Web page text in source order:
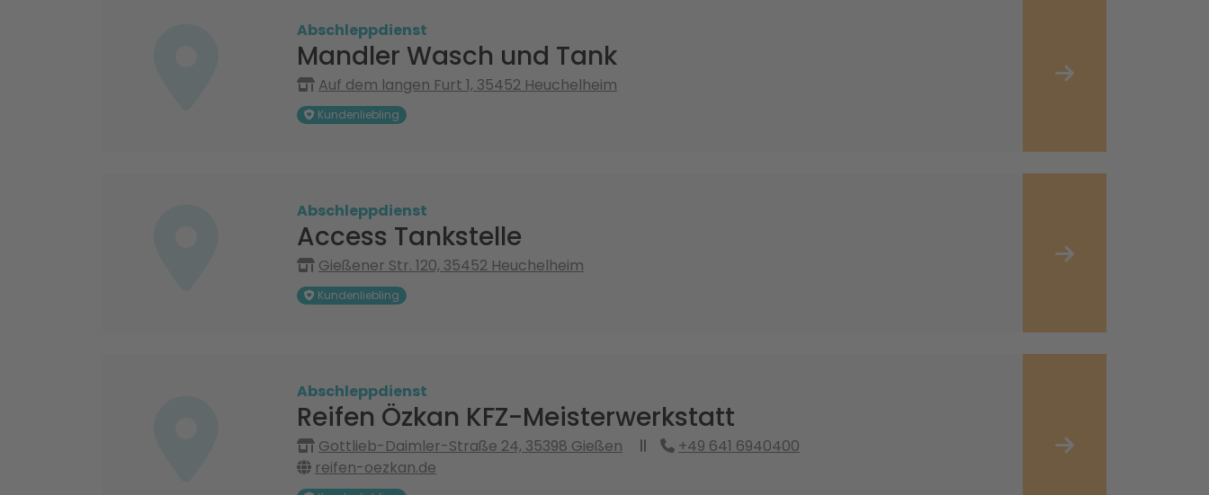
Abschleppdienst
Mandler Wasch und Tank
Auf dem langen Furt 1, 35452 Heuchelheim
Kundenliebling
Abschleppdienst
Access Tankstelle
Gießener Str. 120, 35452 Heuchelheim
Kundenliebling
Abschleppdienst
Reifen Özkan KFZ-Meisterwerkstatt
Gottlieb-Daimler-Straße 24, 35398 Gießen
+49 641 6940400
reifen-oezkan.de